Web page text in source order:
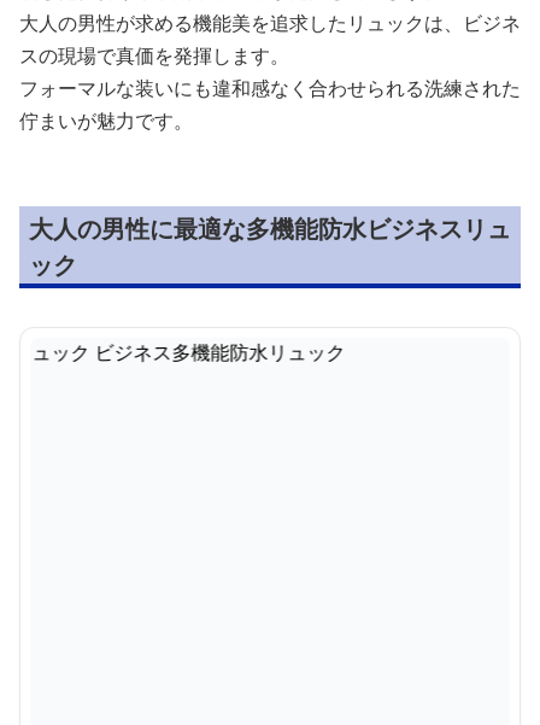
大人の男性が求める機能美を追求したリュックは、ビジネ
スの現場で真価を発揮します。
フォーマルな装いにも違和感なく合わせられる洗練された
佇まいが魅力です。
大人の男性に最適な多機能防水ビジネスリュ
ック